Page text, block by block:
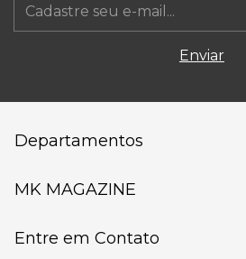
Departamentos
MK MAGAZINE
Entre em Contato